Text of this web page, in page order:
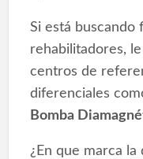
Si está buscando
rehabilitadores,
centros de
diferenciales
Bomba
¿En que marca